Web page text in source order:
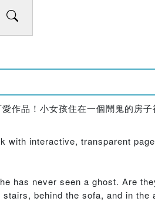
作品！小女孩住在一個鬧鬼的房
with interactive, transparent
has never seen a ghost. Are
behind the sofa, and in the